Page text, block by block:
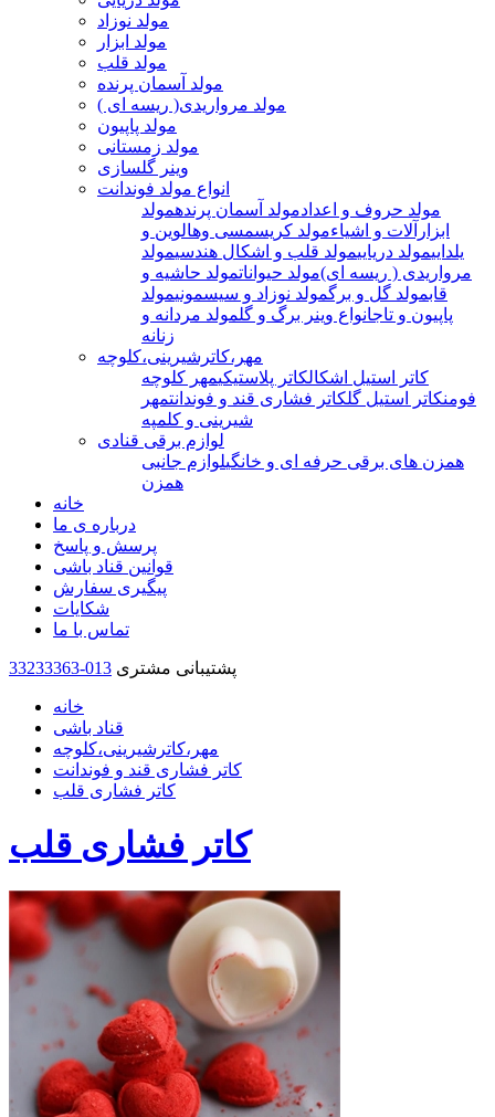
مولد نوزاد
مولد ابزار
مولد قلب
مولد آسمان پرنده
مولد مرواریدی( ریسه ای )
مولد پاپیون
مولد زمستانی
وینر گلسازی
انواع مولد فوندانت
مولد حروف و اعدادمولد آسمان پرندهمولد
ابزارآلات و اشیاءمولد کریسمسی وهالوین و
یلداییمولد دریاییمولد قلب و اشکال هندسیمولد
مرواریدی ( ریسه ای)مولد حیواناتمولد حاشیه و
قابمولد گل و برگمولد نوزاد و سیسمونیمولد
پاپیون و تاجانواع وینر برگ و گلمولد مردانه و
زنانه
مهر،کاترشیرینی،کلوچه
کاتر استیل اشکالکاتر پلاستیکیمهر کلوچه
فومنکاتر استیل گلکاتر فشاری قند و فوندانتمهر
شیرینی و کلمپه
لوازم برقی قنادی
همزن های برقی حرفه ای و خانگیلوازم جانبی
همزن
خانه
درباره ی ما
پرسش و پاسخ
قوانین قناد باشی
پیگیری سفارش
شکایات
تماس با ما
33233363-013 پشتیبانی مشتری
خانه
قناد باشی
مهر،کاترشیرینی،کلوچه
کاتر فشاری قند و فوندانت
کاتر فشاری قلب
کاتر فشاری قلب